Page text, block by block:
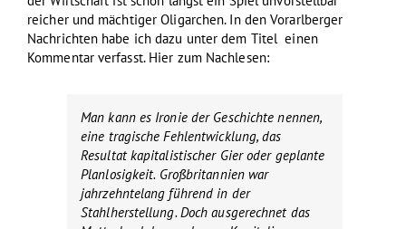
reicher und mächtiger Oligarchen. In den Vorarlberger
Nachrichten habe ich dazu unter dem Titel einen
Kommentar verfasst. Hier zum Nachlesen:
Man kann es Ironie der Geschichte nennen,
eine tragische Fehlentwicklung, das
Resultat kapitalistischer Gier oder geplante
Planlosigkeit. Großbritannien war
jahrzehntelang führend in der
Stahlherstellung. Doch ausgerechnet das